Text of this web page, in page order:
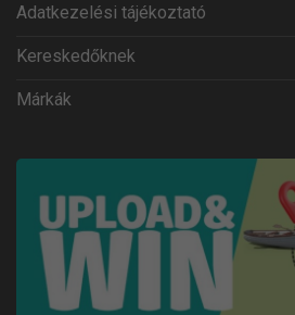
Adatkezelési tájékoztató
Kereskedőknek
Márkák